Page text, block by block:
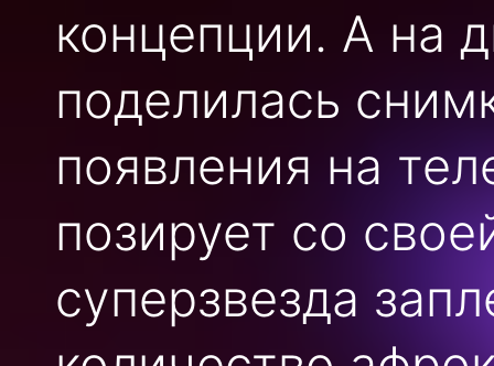
концепции. А на
поделилась
появления на
позирует со
суперзвезда